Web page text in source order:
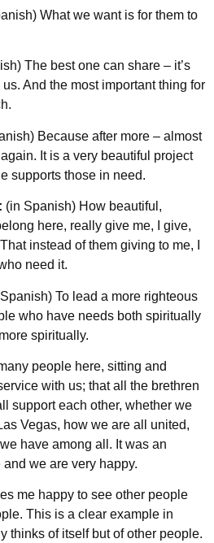
What we want is for them to
The best one can share – it’s
And the most important thing for
Because after more – almost
It is a very beautiful project
supports those in need.
(in Spanish) How beautiful,
here, really give me, I give,
instead of them giving to me, I
need it.
To lead a more righteous
who have needs both spiritually
spiritually.
people here, sitting and
with us; that all the brethren
support each other, whether we
Vegas, how we are all united,
have among all. It was an
we are very happy.
me happy to see other people
This is a clear example in
thinks of itself but of other people.